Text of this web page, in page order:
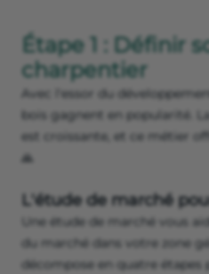
Étape 1 : Définir
charpentier
Avec l'essor du
bois gagnent en popularité.
est croissante, et ce métier
🙏
L'étude de marché
Une étude de marché vous
du marché dans votre zone
décompose en quatre étapes